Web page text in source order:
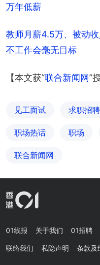
万年低薪
教师月薪4.5万、被动
不工作会毫无目标
【本文获“联合新闻网”
见工面试 求职招聘
职场热话 职场
联合新闻网
01线报 关于我们 01招聘
联络我们 私隐声明 条款及